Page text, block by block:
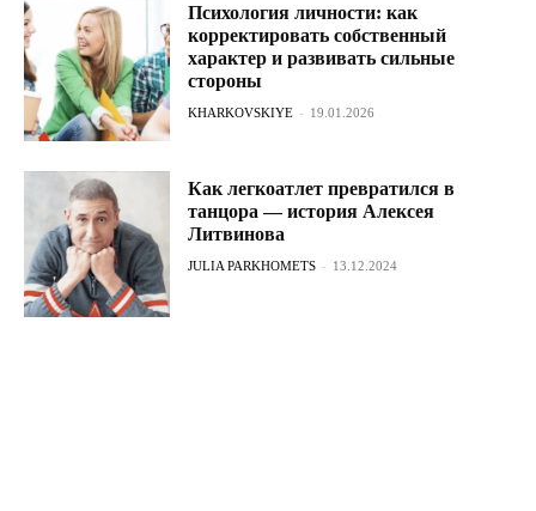
Психология личности: как
корректировать собственный
характер и развивать сильные
стороны
KHARKOVSKIYE - 19.01.2026
Как легкоатлет превратился в
танцора — история Алексея
Литвинова
JULIA PARKHOMETS - 13.12.2024